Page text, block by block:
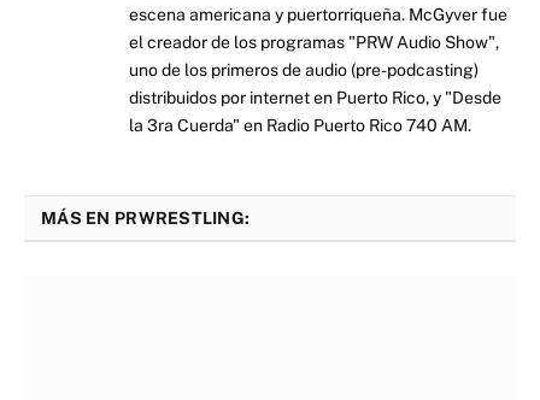
escena americana y puertorriqueña. McGyver fue
el creador de los programas "PRW Audio Show",
uno de los primeros de audio (pre-podcasting)
distribuidos por internet en Puerto Rico, y "Desde
la 3ra Cuerda" en Radio Puerto Rico 740 AM.
MÁS EN PRWRESTLING: